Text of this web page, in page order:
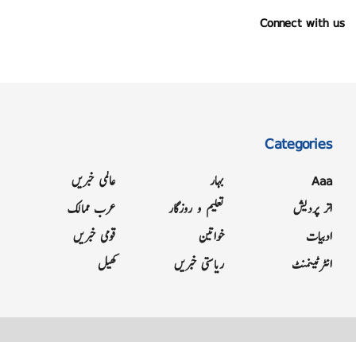
Connect with us
Categories
Aaa
اتر پردیش
ادبیات
انٹرٹینمنٹ
بہار
تعلیم و روزگار
خواتین
ریاستی خبریں
عالمی خبریں
عرب ممالک
قومی خبریں
کھیل